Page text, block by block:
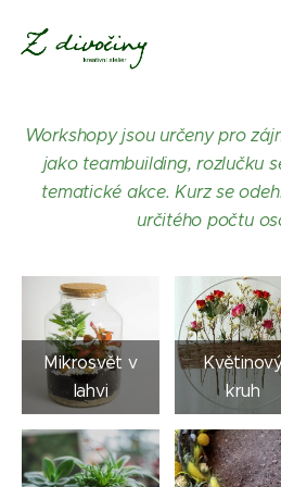
Workshopy jsou určeny pro
jako teambuilding, rozlučku
tematické akce. Kurz se
určitého počtu
Mikrosvět v
lahvi
kruh